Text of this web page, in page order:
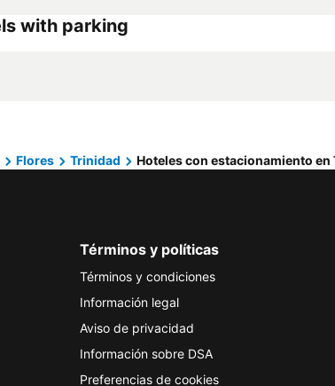
with parking
Flores Trinidad Hoteles con estacionamiento en
Términos y políticas
Términos y condiciones
Información legal
Aviso de privacidad
Información sobre DSA
Preferencias de cookies